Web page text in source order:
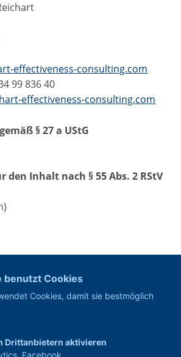
effectiveness-consulting.com
99 836 40
effectiveness-consulting.com
§ 27 a UStG
Inhalt nach § 55 Abs. 2 RStV
+49 (0) 8234 99 836 40
benutzt Cookies
Cookies, damit sie bestmöglich
Drittanbietern aktivieren
Facebook